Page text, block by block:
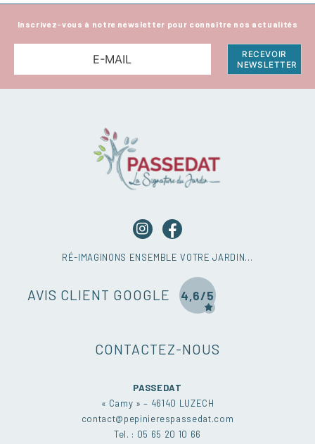
Inscrivez-vous à notre newsletter pour connaître nos actualités
RÉ-IMAGINONS ENSEMBLE VOTRE JARDIN…
AVIS CLIENT GOOGLE 4,6/5
CONTACTEZ-NOUS
PASSEDAT
« Camy » – 46140 LUZECH
contact@pepinierespassedat.com
Tel. : 05 65 20 10 66